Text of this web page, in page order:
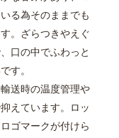
る為そのままでも
。ざらつきやえぐ
口の中でふわっと
す。
送時の温度管理や
えています。ロッ
ゴマークが付けら